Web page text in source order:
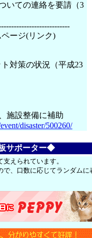
いての連絡を要請（3
ージ(リンク)
対策の状況（平成23
施設整備に補助
disaster/500260/
サポーター◆
えられています。
で、口数に応じてランダムに